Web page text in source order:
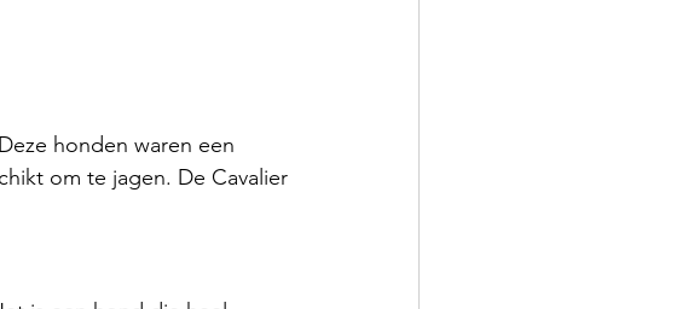
honden waren een
om te jagen. De Cavalier